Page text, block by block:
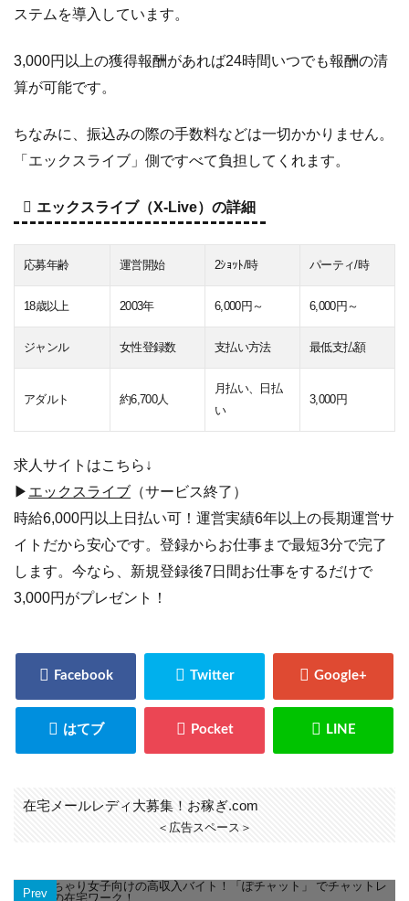
ステムを導入しています。
3,000円以上の獲得報酬があれば24時間いつでも報酬の清
算が可能です。
ちなみに、振込みの際の手数料などは一切かかりません。
「エックスライブ」側ですべて負担してくれます。
エックスライブ（X-Live）の詳細
応募年齢 運営開始 2ｼｮｯﾄ/時 パーティ/時
18歳以上 2003年 6,000円～ 6,000円～
ジャンル 女性登録数 支払い方法 最低支払額
アダルト 約6,700人
月払い、日払
い
3,000円
求人サイトはこちら↓
▶ エックスライブ （サービス終了）
時給6,000円以上日払い可！運営実績6年以上の長期運営サ
イトだから安心です。登録からお仕事まで最短3分で完了
します。今なら、新規登録後7日間お仕事をするだけで
3,000円がプレゼント！
在宅メールレディ大募集！お稼ぎ.com
＜広告スペース＞
Prev